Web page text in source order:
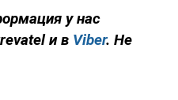
у нас
и в Viber. Не